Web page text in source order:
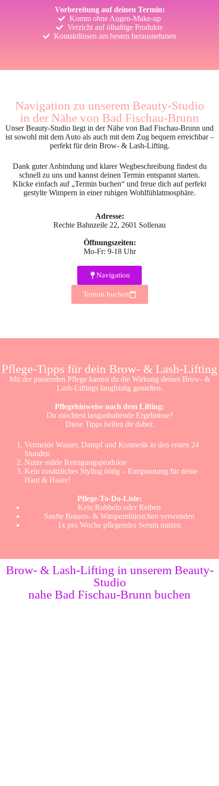
Vorbereitung auf deinen Termin:
Komm ohne Augen-Make-up
Verzicht auf ölhaltige Produkte
Kontaktlinsen am besten herausnehmen
Navigation zu unserem Beauty-Studio
in der Nähe von Bad Fischau-Brunn
Unser Beauty-Studio liegt in der Nähe von Bad Fischau-Brunn und
ist sowohl mit dem Auto als auch mit dem Zug bequem erreichbar –
perfekt für dein Brow- & Lash-Lifting.
Dank guter Anbindung und klarer Wegbeschreibung findest du
schnell zu uns und kannst deinen Termin entspannt starten.
Klicke einfach auf „Termin buchen“ und freue dich auf perfekt
gestylte Wimpern in einer ruhigen Wohlfühlatmosphäre.
Adresse:
Rechte Bahnzeile 22, 2601 Sollenau
Öffnungszeiten:
Mo-Fr: 9-18 Uhr
Navigation
Termin buchen
Pflege-Tipps für dein Brow- & Lash-Lifting
Mit der passenden Pflege kannst du die Wirkung deines Brow- &
Lash-Liftings langfristig genießen.
Pflegehinweise nach dem Lifting:
Du möchtest langanhaltende Ergebnisse?
Diese Tipps helfen dir dabei:
Vermeide Wasser, Dampf und Kosmetik in den ersten 24
Stunden
Nutze milde Reinigungsprodukte
Kein zusätzliches Styling nötig – Entspannung für deine
Haut & Haare!
Pflege-To-Do-Liste:
Kein Rubbeln oder Reiben
Sanfte Brauen- & Wimpernbürstchen verwenden
1x pro Woche pflegendes Serum nutzen
Brow- & Lash-Lifting in unserem Beauty-
Studio
nahe Bad Fischau-Brunn buchen